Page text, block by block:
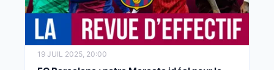
19 JUIL 2025, 20:00